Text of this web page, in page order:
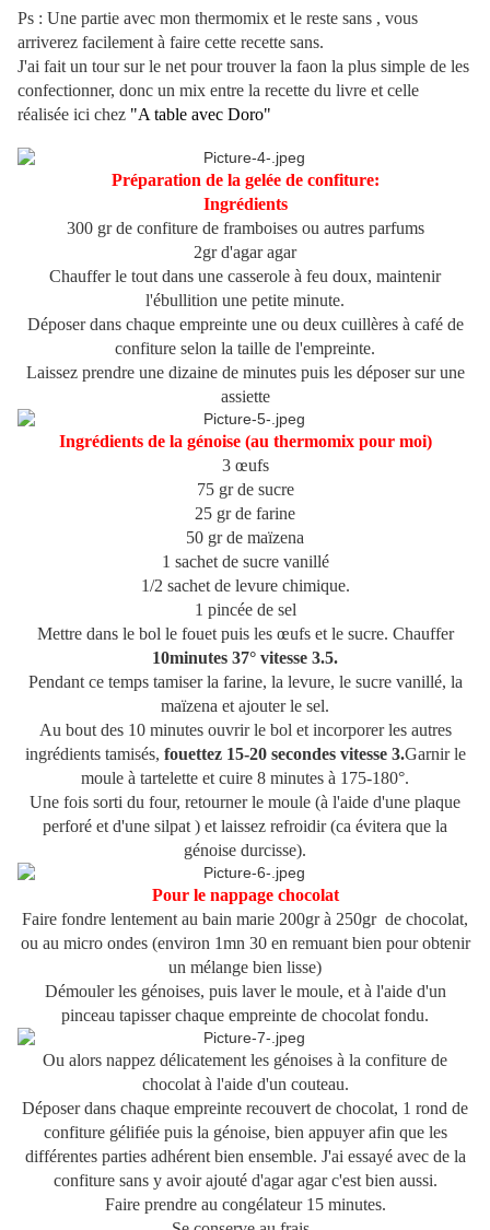
Ps : Une partie avec mon thermomix et le reste sans , vous
arriverez facilement à faire cette recette sans.
J'ai fait un tour sur le net pour trouver la faon la plus simple de les
confectionner, donc un mix entre la recette du livre et celle
réalisée ici chez "A table avec Doro"
Préparation de la gelée de confiture:
Ingrédients
300 gr de confiture de framboises ou autres parfums
2gr d'agar agar
Chauffer le tout dans une casserole à feu doux, maintenir
l'ébullition une petite minute.
Déposer dans chaque empreinte une ou deux cuillères à café de
confiture selon la taille de l'empreinte.
Laissez prendre une dizaine de minutes puis les déposer sur une
assiette
Ingrédients de la génoise (au thermomix pour moi)
3 œufs
75 gr de sucre
25 gr de farine
50 gr de maïzena
1 sachet de sucre vanillé
1/2 sachet de levure chimique.
1 pincée de sel
Mettre dans le bol le fouet puis les œufs et le sucre. Chauffer
10minutes 37° vitesse 3.5.
Pendant ce temps tamiser la farine, la levure, le sucre vanillé, la
maïzena et ajouter le sel.
Au bout des 10 minutes ouvrir le bol et incorporer les autres
ingrédients tamisés, fouettez 15-20 secondes vitesse 3.Garnir le
moule à tartelette et cuire 8 minutes à 175-180°.
Une fois sorti du four, retourner le moule (à l'aide d'une plaque
perforé et d'une silpat ) et laissez refroidir (ca évitera que la
génoise durcisse).
Pour le nappage chocolat
Faire fondre lentement au bain marie 200gr à 250gr de chocolat,
ou au micro ondes (environ 1mn 30 en remuant bien pour obtenir
un mélange bien lisse)
Démouler les génoises, puis laver le moule, et à l'aide d'un
pinceau tapisser chaque empreinte de chocolat fondu.
Ou alors nappez délicatement les génoises à la confiture de
chocolat à l'aide d'un couteau.
Déposer dans chaque empreinte recouvert de chocolat, 1 rond de
confiture gélifiée puis la génoise, bien appuyer afin que les
différentes parties adhérent bien ensemble. J'ai essayé avec de la
confiture sans y avoir ajouté d'agar agar c'est bien aussi.
Faire prendre au congélateur 15 minutes.